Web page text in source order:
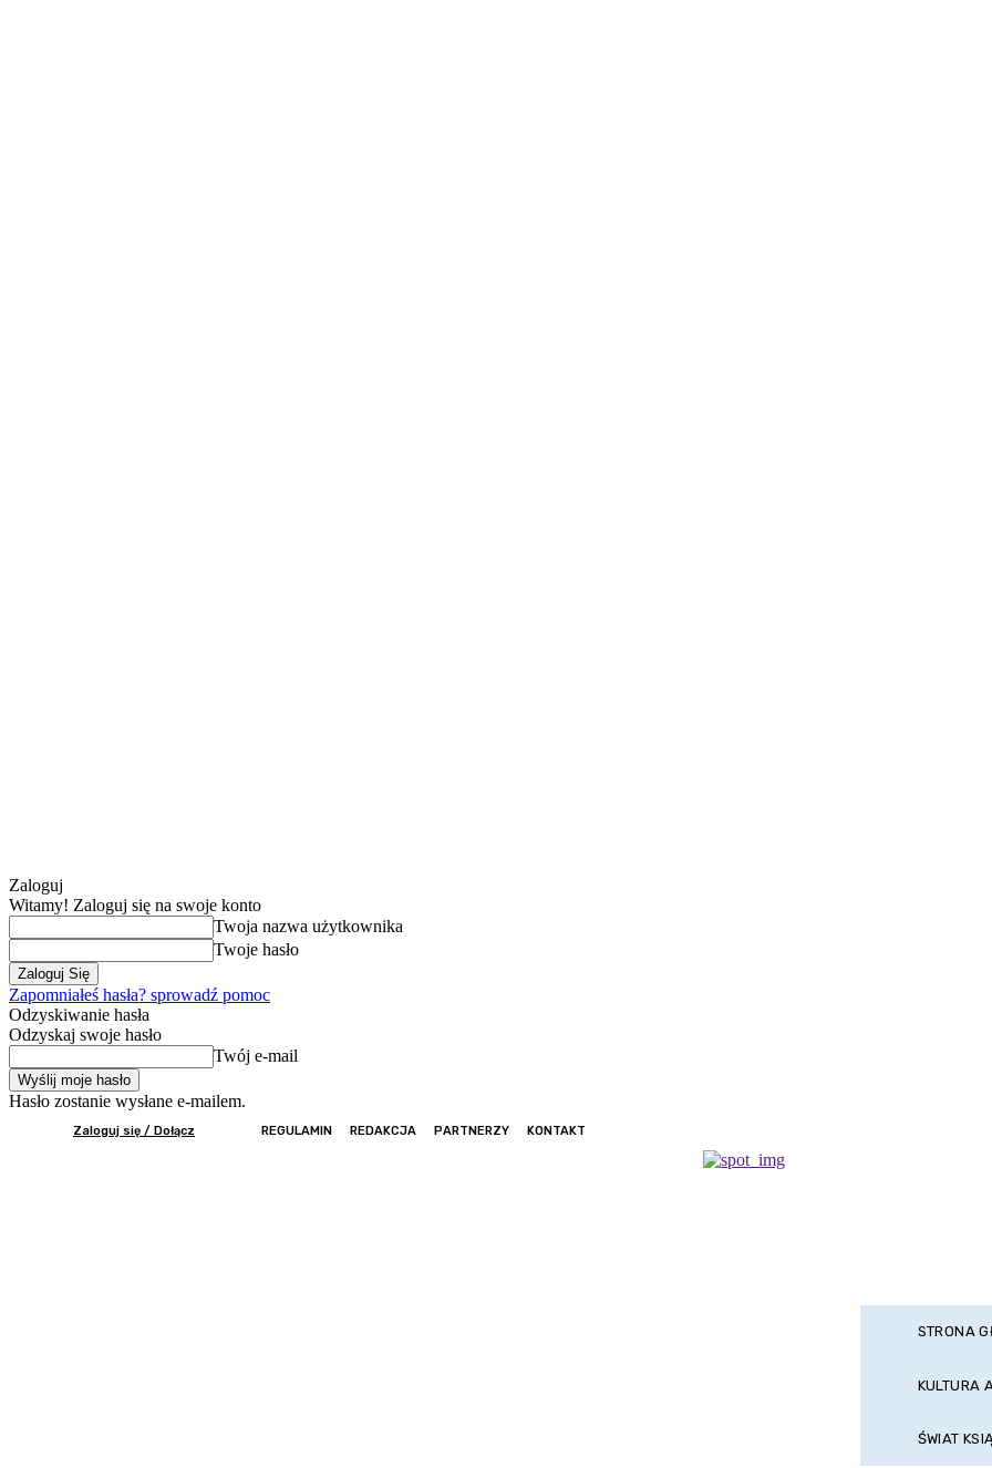
Zaloguj
Witamy! Zaloguj się na swoje konto
Twoja nazwa użytkownika
Twoje hasło
Zapomniałeś hasła? sprowadź pomoc
Odzyskiwanie hasła
Odzyskaj swoje hasło
Twój e-mail
Hasło zostanie wysłane e-mailem.
Zaloguj się / Dołącz REGULAMIN REDAKCJA PARTNERZY KONTAKT
STRONA
KULTURA
ŚWIAT